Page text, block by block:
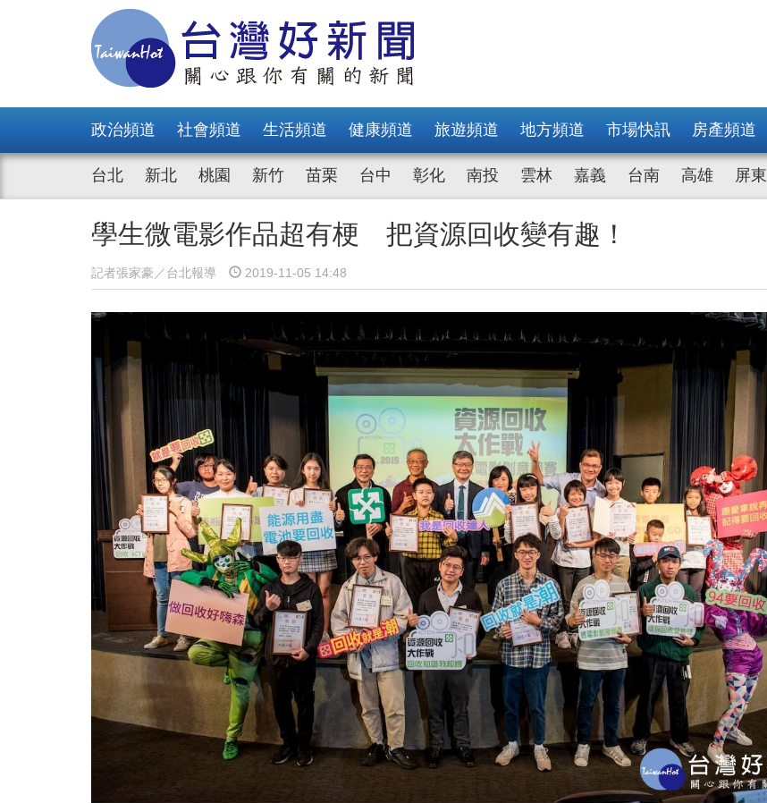
政治頻道 社會頻道 生活頻道 健康頻道 旅遊頻道 地方頻道 市場快訊 房產頻道
台北 新北 桃園 新竹 苗栗 台中 彰化 南投 雲林 嘉義 台南 高雄 屏東
學生微電影作品超有梗 把資源回收變有趣！
記者張家豪／台北報導 2019-11-05 14:48